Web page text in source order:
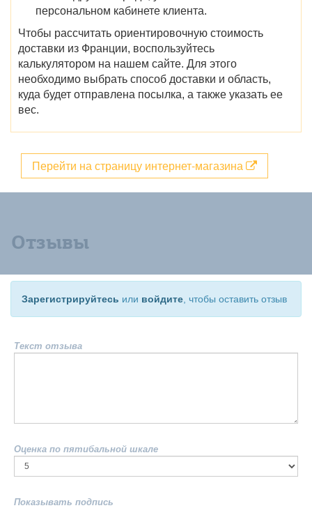
персональном кабинете клиента.
Чтобы рассчитать ориентировочную стоимость
доставки из Франции, воспользуйтесь
калькулятором на нашем сайте. Для этого
необходимо выбрать способ доставки и область,
куда будет отправлена посылка, а также указать ее
вес.
Перейти на страницу интернет-магазина
Отзывы
Зарегистрируйтесь или войдите , чтобы оставить отзыв
Текст отзыва
Оценка по пятибальной шкале
Показывать подпись